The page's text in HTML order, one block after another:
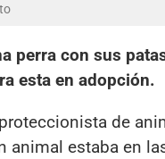
perra con sus
esta en adopción.
de
animal estaba en